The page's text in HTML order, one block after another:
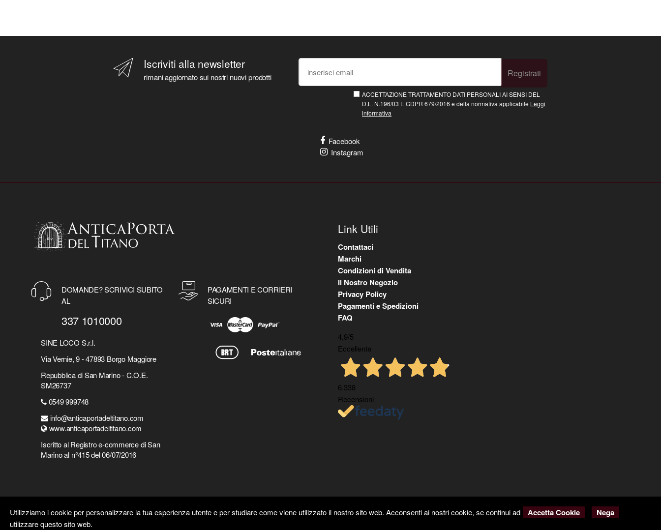
Iscriviti alla newsletter
rimani aggiornato sui nostri nuovi prodotti Registrati
ACCETTAZIONE TRATTAMENTO DATI PERSONALI AI SENSI DEL
D.L. N.196/03 E GDPR 679/2016 e della normativa applicabile Leggi
informativa
Facebook
Instagram
DOMANDE? SCRIVICI SUBITO
AL
337 1010000
SINE LOCO S.r.l.
Via Vernie, 9 - 47893 Borgo Maggiore
Repubblica di San Marino - C.O.E.
SM26737
0549 999748
info@anticaportadeltitano.com
www.anticaportadeltitano.com
Iscritto al Registro e-commerce di San
Marino al n°415 del 06/07/2016
PAGAMENTI E CORRIERI
SICURI
Link Utili
Contattaci
Marchi
Condizioni di Vendita
Il Nostro Negozio
Privacy Policy
Pagamenti e Spedizioni
FAQ
4,9/5
Eccellente
6.338
Recensioni
Utilizziamo i cookie per personalizzare la tua esperienza utente e per studiare come viene utilizzato il nostro sito web. Acconsenti ai nostri cookie, se continui ad
utilizzare questo sito web.
Accetta Cookie Nega